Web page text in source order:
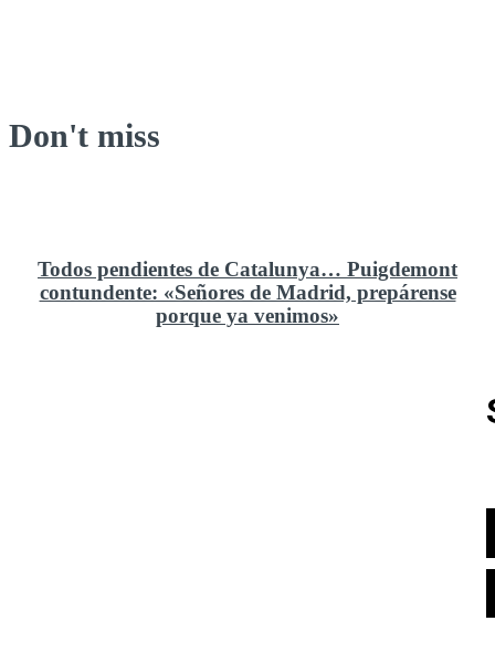
Don't miss
Todos pendientes de Catalunya… Puigdemont
contundente: «Señores de Madrid, prepárense
porque ya venimos»